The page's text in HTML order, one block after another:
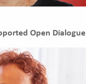
Open Dialogue